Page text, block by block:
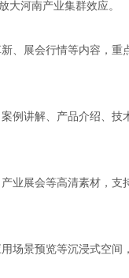
大河南产业集群效应。
、展会行情等内容，
例讲解、产品介绍、
业展会等高清素材，
场景预览等沉浸式空